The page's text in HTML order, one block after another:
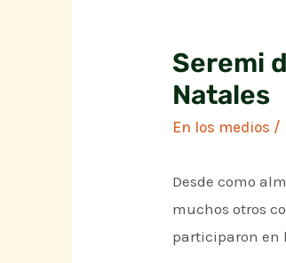
Seremi
Natales
En los medios /
Desde como
muchos otros
participaron en